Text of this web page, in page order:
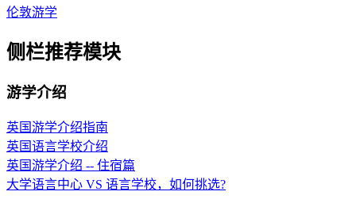
伦敦游学
侧栏推荐模块
游学介绍
英国游学介绍指南
英国语言学校介绍
英国游学介绍 -- 住宿篇
大学语言中心 VS 语言学校，如何挑选?